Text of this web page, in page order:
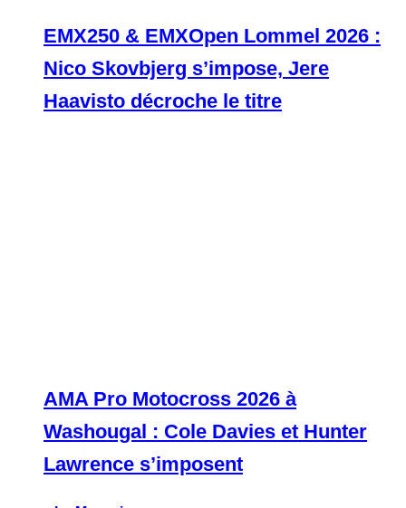
EMX250 & EMXOpen Lommel 2026 :
Nico Skovbjerg s’impose, Jere
Haavisto décroche le titre
AMA Pro Motocross 2026 à
Washougal : Cole Davies et Hunter
Lawrence s’imposent